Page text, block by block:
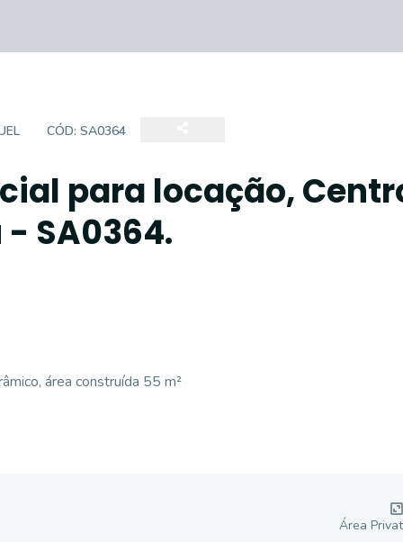
CÓD: SA0364
para locação,
SA0364.
área construída 55 m²
Área